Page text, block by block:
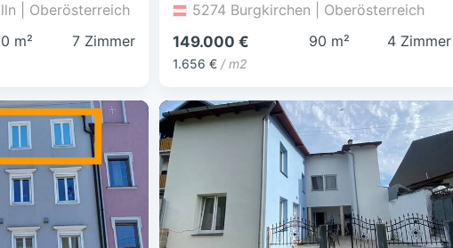
| Oberösterreich
m² 7 Zimmer
5274 Burgkirchen | Oberösterreich
149.000 €
1.656 €/ m2
90 m² 4 Zimmer